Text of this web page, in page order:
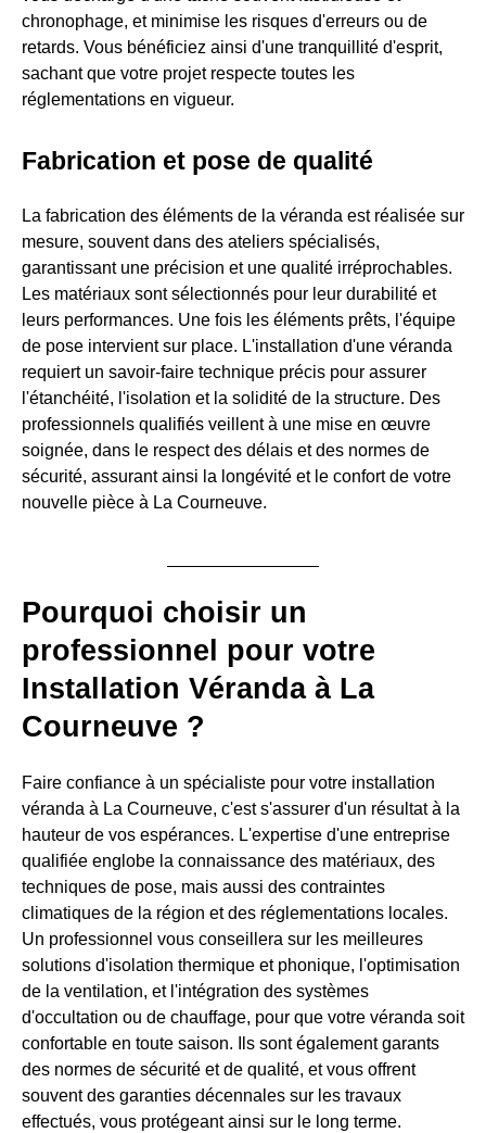
chronophage, et minimise les risques d'erreurs ou de
retards. Vous bénéficiez ainsi d'une tranquillité d'esprit,
sachant que votre projet respecte toutes les
réglementations en vigueur.
Fabrication et pose de qualité
La fabrication des éléments de la véranda est réalisée sur
mesure, souvent dans des ateliers spécialisés,
garantissant une précision et une qualité irréprochables.
Les matériaux sont sélectionnés pour leur durabilité et
leurs performances. Une fois les éléments prêts, l'équipe
de pose intervient sur place. L'installation d'une véranda
requiert un savoir-faire technique précis pour assurer
l'étanchéité, l'isolation et la solidité de la structure. Des
professionnels qualifiés veillent à une mise en œuvre
soignée, dans le respect des délais et des normes de
sécurité, assurant ainsi la longévité et le confort de votre
nouvelle pièce à La Courneuve.
Pourquoi choisir un
professionnel pour votre
Installation Véranda à La
Courneuve ?
Faire confiance à un spécialiste pour votre installation
véranda à La Courneuve, c'est s'assurer d'un résultat à la
hauteur de vos espérances. L'expertise d'une entreprise
qualifiée englobe la connaissance des matériaux, des
techniques de pose, mais aussi des contraintes
climatiques de la région et des réglementations locales.
Un professionnel vous conseillera sur les meilleures
solutions d'isolation thermique et phonique, l'optimisation
de la ventilation, et l'intégration des systèmes
d'occultation ou de chauffage, pour que votre véranda soit
confortable en toute saison. Ils sont également garants
des normes de sécurité et de qualité, et vous offrent
souvent des garanties décennales sur les travaux
effectués, vous protégeant ainsi sur le long terme.